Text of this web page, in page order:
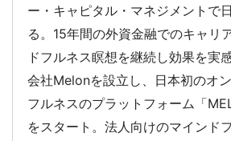
ー・キャピタル・マネジメントで
る。15年間の外資金融でのキャリ
ドフルネス瞑想を継続し効果を実
会社Melonを設立し、日本初のオ
フルネスのプラットフォーム「
をスタート。法人向けのマインド